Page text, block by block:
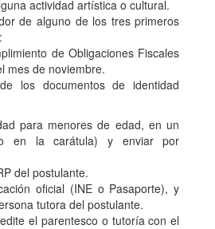
actividad artística o cultural.
de alguno de los tres primeros
de Obligaciones Fiscales
mes de noviembre.
los documentos de identidad
para menores de edad, en un
en la carátula) y enviar por
del postulante.
oficial (INE o Pasaporte), y
tutora del postulante.
el parentesco o tutoría con el